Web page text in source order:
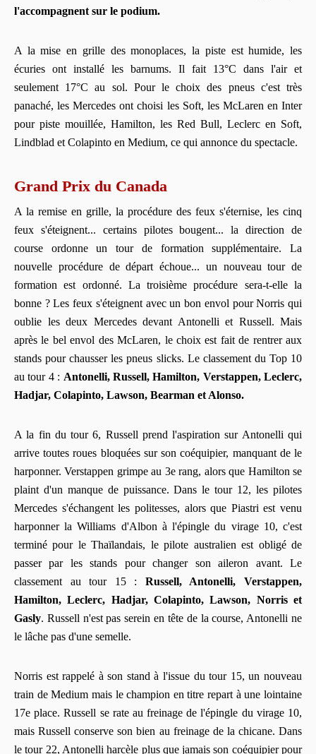
l'accompagnent sur le podium.
A la mise en grille des monoplaces, la piste est humide, les
écuries ont installé les barnums. Il fait 13°C dans l'air et
seulement 17°C au sol. Pour le choix des pneus c'est très
panaché, les Mercedes ont choisi les Soft, les McLaren en Inter
pour piste mouillée, Hamilton, les Red Bull, Leclerc en Soft,
Lindblad et Colapinto en Medium, ce qui annonce du spectacle.
Grand Prix du Canada
A la remise en grille, la procédure des feux s'éternise, les cinq
feux s'éteignent... certains pilotes bougent... la direction de
course ordonne un tour de formation supplémentaire. La
nouvelle procédure de départ échoue... un nouveau tour de
formation est ordonné. La troisième procédure sera-t-elle la
bonne ? Les feux s'éteignent avec un bon envol pour Norris qui
oublie les deux Mercedes devant Antonelli et Russell. Mais
après le bel envol des McLaren, le choix est fait de rentrer aux
stands pour chausser les pneus slicks. Le classement du Top 10
au tour 4 : Antonelli, Russell, Hamilton, Verstappen, Leclerc,
Hadjar, Colapinto, Lawson, Bearman et Alonso.
A la fin du tour 6, Russell prend l'aspiration sur Antonelli qui
arrive toutes roues bloquées sur son coéquipier, manquant de le
harponner. Verstappen grimpe au 3e rang, alors que Hamilton se
plaint d'un manque de puissance. Dans le tour 12, les pilotes
Mercedes s'échangent les politesses, alors que Piastri est venu
harponner la Williams d'Albon à l'épingle du virage 10, c'est
terminé pour le Thaïlandais, le pilote australien est obligé de
passer par les stands pour changer son aileron avant. Le
classement au tour 15 : Russell, Antonelli, Verstappen,
Hamilton, Leclerc, Hadjar, Colapinto, Lawson, Norris et
Gasly. Russell n'est pas serein en tête de la course, Antonelli ne
le lâche pas d'une semelle.
Norris est rappelé à son stand à l'issue du tour 15, un nouveau
train de Medium mais le champion en titre repart à une lointaine
17e place. Russell se rate au freinage de l'épingle du virage 10,
mais Russell conserve son bien au freinage de la chicane. Dans
le tour 22, Antonelli harcèle plus que jamais son coéquipier pour